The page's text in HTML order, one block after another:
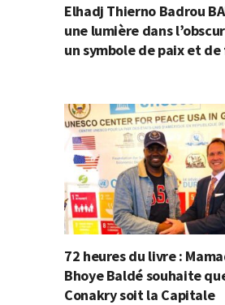
Elhadj Thierno Badrou
une lumière dans
un symbole de paix et de
72 heures du livre :
Bhoye Baldé souhaite
Conakry soit la Capitale